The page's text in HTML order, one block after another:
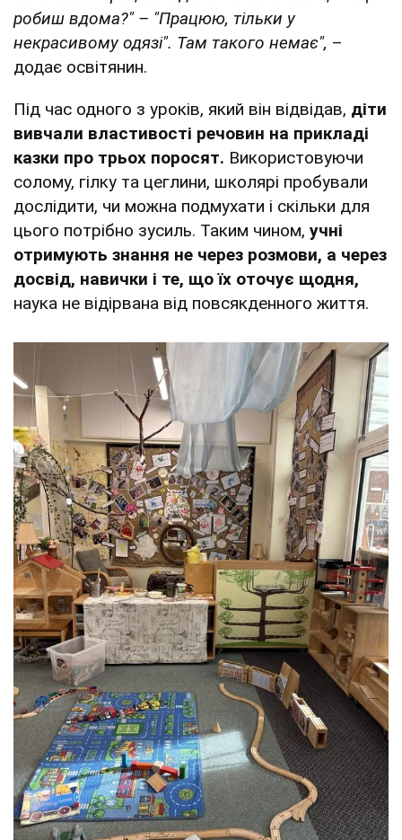
робиш вдома?" – "Працюю, тільки у
некрасивому одязі". Там такого немає", –
додає освітянин.
Під час одного з уроків, який він відвідав, діти
вивчали властивості речовин на прикладі
казки про трьох поросят. Використовуючи
солому, гілку та цеглини, школярі пробували
дослідити, чи можна подмухати і скільки для
цього потрібно зусиль. Таким чином, учні
отримують знання не через розмови, а через
досвід, навички і те, що їх оточує щодня,
наука не відірвана від повсякденного життя.